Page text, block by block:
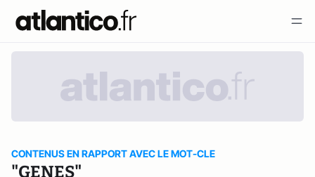
CONTENUS EN RAPPORT AVEC LE MOT-CLE
"GENES"